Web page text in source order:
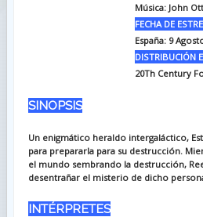
Música: John
FECHA DE
España: 9
DISTRIBUCIÓN
20Th Century
SINOPSIS
Un enigmático heraldo intergaláctico,
para prepararla para su destrucción.
el mundo sembrando la destrucción,
desentrañar el misterio de dicho
INTÉRPRETES